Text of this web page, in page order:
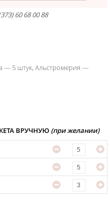
60 68 00 88
— 5 штук, Альстромерия —
ВРУЧНУЮ (при желании)